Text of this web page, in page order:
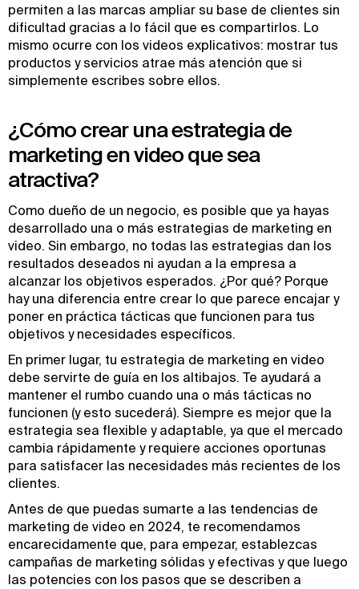
permiten a las marcas ampliar su base de clientes sin
dificultad gracias a lo fácil que es compartirlos. Lo
mismo ocurre con los videos explicativos: mostrar tus
productos y servicios atrae más atención que si
simplemente escribes sobre ellos.
¿Cómo crear una estrategia de
marketing en video que sea
atractiva?
Como dueño de un negocio, es posible que ya hayas
desarrollado una o más estrategias de marketing en
video. Sin embargo, no todas las estrategias dan los
resultados deseados ni ayudan a la empresa a
alcanzar los objetivos esperados. ¿Por qué? Porque
hay una diferencia entre crear lo que parece encajar y
poner en práctica tácticas que funcionen para tus
objetivos y necesidades específicos.
En primer lugar, tu estrategia de marketing en video
debe servirte de guía en los altibajos. Te ayudará a
mantener el rumbo cuando una o más tácticas no
funcionen (y esto sucederá). Siempre es mejor que la
estrategia sea flexible y adaptable, ya que el mercado
cambia rápidamente y requiere acciones oportunas
para satisfacer las necesidades más recientes de los
clientes.
Antes de que puedas sumarte a las tendencias de
marketing de video en 2024, te recomendamos
encarecidamente que, para empezar, establezcas
campañas de marketing sólidas y efectivas y que luego
las potencies con los pasos que se describen a